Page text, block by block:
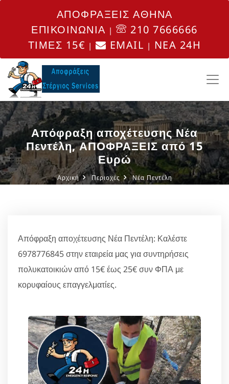
ΑΠΟΦΡΑΞΕΙΣ ΑΘΗΝΑ
ΕΠΙΚΟΙΝΩΝΙΑ |
210 7666666
ΤΙΜΕΣ 15€ | EMAIL | NEA 24H
Απόφραξη αποχέτευσης Νέα
Πεντέλη, ΑΠΟΦΡΑΞΕΙΣ από 15
Ευρώ
Αρχική Περιοχές Νέα Πεντέλη
Απόφραξη αποχέτευσης Νέα Πεντέλη: Καλέστε
6978776845 στην εταιρεία μας για συντηρήσεις
πολυκατοικιών από 15€ έως 25€ συν ΦΠΑ με
κορυφαίους επαγγελματίες.